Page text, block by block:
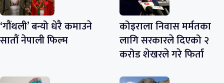
‘गौंथली’ बन्यो धेरै कमाउने
सातौं नेपाली फिल्म
कोइराला निवास मर्मतका
लागि सरकारले दिएको २
करोड शेखरले गरे फिर्ता